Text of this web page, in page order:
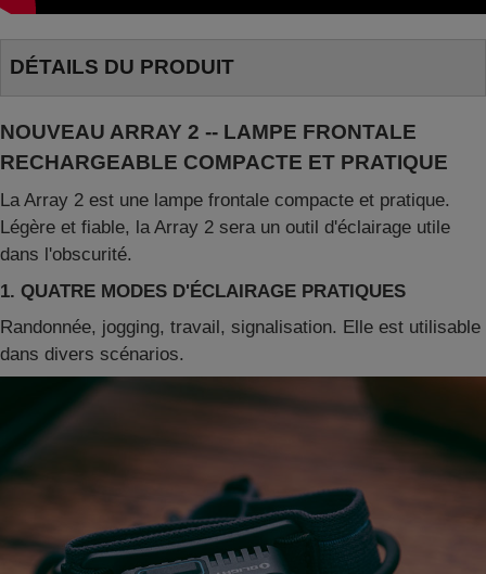
DÉTAILS DU PRODUIT
NOUVEAU ARRAY 2 -- LAMPE FRONTALE
RECHARGEABLE COMPACTE ET PRATIQUE
La Array 2 est une lampe frontale compacte et pratique.
Légère et fiable, la Array 2 sera un outil d'éclairage utile
dans l'obscurité.
1. QUATRE MODES D'ÉCLAIRAGE PRATIQUES
Randonnée, jogging, travail, signalisation. Elle est utilisable
dans divers scénarios.